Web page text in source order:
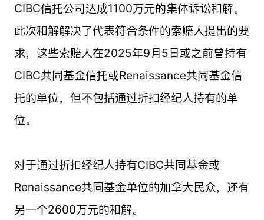
CIBC信托公司达成1100万元的集体诉讼和解。
此次和解解决了代表符合条件的索赔人提出的要
求，这些索赔人在2025年9月5日或之前曾持有
CIBC共同基金信托或Renaissance共同基金信
托的单位，但不包括通过折扣经纪人持有的单
位。
对于通过折扣经纪人持有CIBC共同基金或
Renaissance共同基金单位的加拿大民众，还有
另一个2600万元的和解。